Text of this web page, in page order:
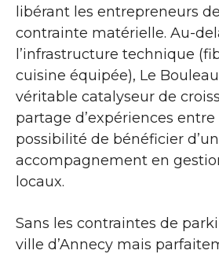
libérant les entrepreneurs
contrainte matérielle. Au-
l’infrastructure technique
cuisine équipée), Le
véritable catalyseur de
partage d’expériences
possibilité de bénéficier d’un
accompagnement en
locaux.
Sans les contraintes de
ville d’Annecy mais